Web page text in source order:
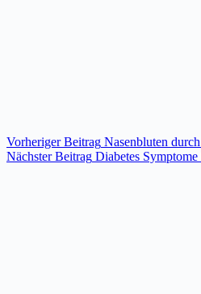
VorherigerBeitrag Nasenbluten
NächsterBeitrag Diabetes